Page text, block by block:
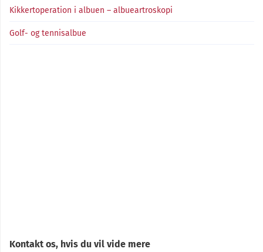
Kikkertoperation i albuen – albueartroskopi
Golf- og tennisalbue
Kontakt os, hvis du vil vide mere